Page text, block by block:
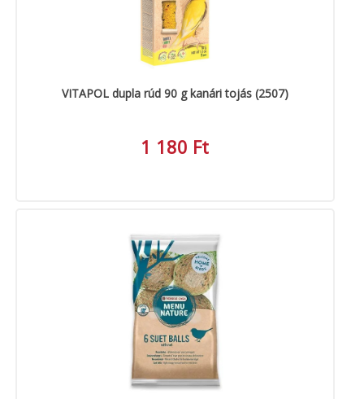
VITAPOL dupla rúd 90 g kanári tojás (2507)
1 180 Ft